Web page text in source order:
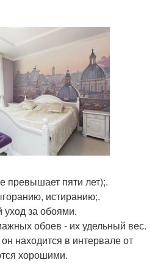
превышает пяти лет);.
истиранию;.
за обоями.
обоев - их удельный вес.
находится в интервале от
хорошими.